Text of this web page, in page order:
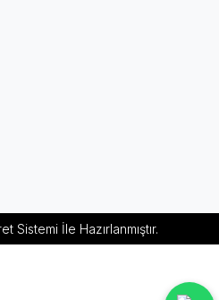
Sistemiİle Hazırlanmıştır.